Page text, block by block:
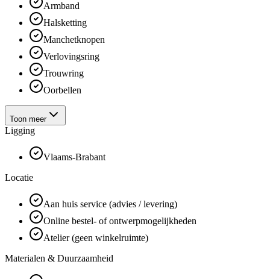
Armband
Halsketting
Manchetknopen
Verlovingsring
Trouwring
Oorbellen
Toon meer
Ligging
Vlaams-Brabant
Locatie
Aan huis service (advies / levering)
Online bestel- of ontwerpmogelijkheden
Atelier (geen winkelruimte)
Materialen & Duurzaamheid